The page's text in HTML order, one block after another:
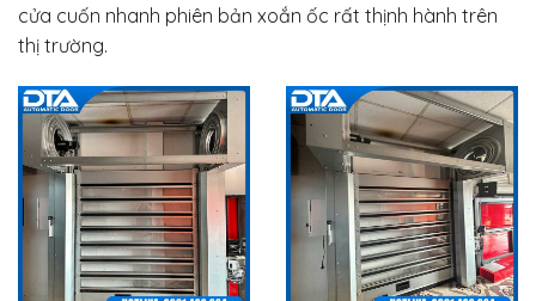
cửa cuốn nhanh phiên bản xoắn ốc rất thịnh hành trên
thị trường.